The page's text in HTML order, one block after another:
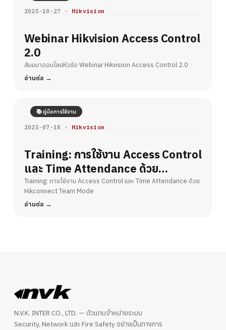
2025-10-27 · Hikvision
Webinar Hikvision Access Control
2.0
สัมมนาออนไลน์หัวข้อ Webinar Hikvision Access Control 2.0
อ่านต่อ
📚 คู่มือการใช้งาน
2025-07-18 · Hikvision
Training: การใช้งาน Access Control
และ Time Attendance ด้วย
Hikconnect Team Mode
Training: การใช้งาน Access Control และ Time Attendance ด้วย
Hikconnect Team Mode
อ่านต่อ
N.V.K. INTER CO., LTD. — ตัวแทนจำหน่ายระบบ
Security, Network และ Fire Safety อย่างเป็นทางการ